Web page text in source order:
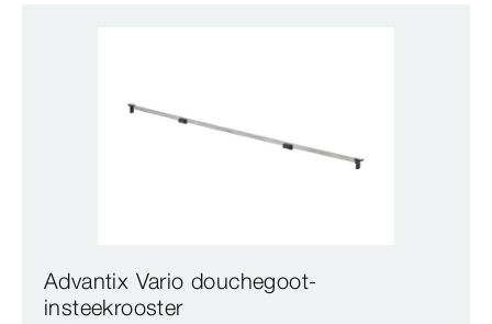
Advantix Vario douchegoot-
insteekrooster